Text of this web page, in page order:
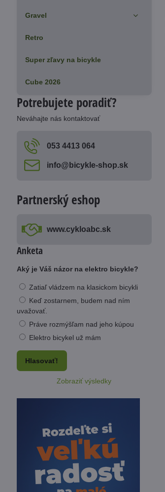
Gravel
Retro
Super zľavy na bicykle
Cube 2026
Potrebujete poradiť?
Neváhajte nás kontaktovať
053 4413 064
info​@bicykle-shop​.sk
Partnerský eshop
www​.cykloabc​.sk
Anketa
Aký je Váš názor na elektro bicykle?
Zatiaľ vládzem na klasickom bicykli
Keď zostarnem, budem nad ním
uvažovať.
Práve rozmýšľam nad jeho kúpou
Elektro bicykel už mám
Hlasovať!
Zobraziť výsledky